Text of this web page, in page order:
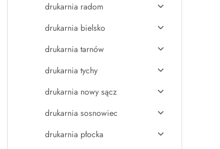
drukarnia radom
drukarnia bielsko
drukarnia tarnów
drukarnia tychy
drukarnia nowy sącz
drukarnia sosnowiec
drukarnia płocka